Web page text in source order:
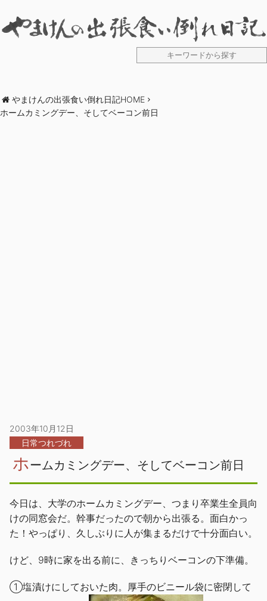
やまけんの出張食い倒れ日記HOME
ホームカミングデー、そしてベーコン前日
2003年10月12日
日常つれづれ
ホームカミングデー、そしてベーコン前日
今日は、大学のホームカミングデー、つまり卒業生全員向
けの同窓会だ。幹事だったので朝から出張る。面白かっ
た！やっぱり、久しぶりに人が集まるだけで十分面白い。
けど、9時に家を出る前に、きっちりベーコンの下準備。
①塩漬けにしておいた肉。厚手のビニール袋に密閉して